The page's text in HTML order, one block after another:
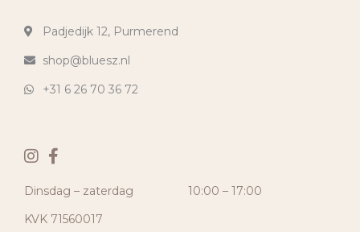
Padjedijk 12, Purmerend
shop@bluesz.nl
+31 6 26 70 36 72
Dinsdag – zaterdag
10:00 – 17:00
KVK 71560017